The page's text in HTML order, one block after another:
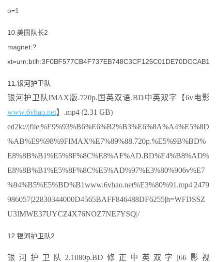
o=1
10.美国队长2
magnet:?
xt=urn:btih:3F0BF577CB4F737EB748C3CF125C01DE70DCCAB1
11.银河护卫队
银河护卫队IMAX版.720p.国英双语.BD中英双字【6v电影
www.6vhao.net】.mp4 (2.31 GB)
ed2k://|file|%E9%93%B6%E6%B2%B3%E6%8A%A4%E5%8D
%AB%E9%98%9FIMAX%E7%89%88.720p.%E5%9B%BD%
E8%8B%B1%E5%8F%8C%E8%AF%AD.BD%E4%B8%AD%
E8%8B%B1%E5%8F%8C%E5%AD%97%E3%80%906v%E7
%94%B5%E5%BD%B1www.6vhao.net%E3%80%91.mp4|2479
986057|22830344000D4565BAFF846488DF6255|h=WFDSSZ
U3IMWE37UYCZ4X76NOZ7NE7YSQ|/
12.银河护卫队2
银河护卫队2.1080p.BD修正中英双字[66影视